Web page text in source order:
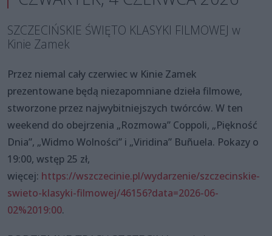
SZCZECIŃSKIE ŚWIĘTO KLASYKI FILMOWEJ w
Kinie Zamek
Przez niemal cały czerwiec w Kinie Zamek
prezentowane będą niezapomniane dzieła filmowe,
stworzone przez najwybitniejszych twórców. W ten
weekend do obejrzenia „Rozmowa” Coppoli, „Piękność
Dnia”, „Widmo Wolności” i „Viridina” Buñuela. Pokazy o
19:00, wstęp 25 zł,
więcej: https://wszczecinie.pl/wydarzenie/szczecinskie-
swieto-klasyki-filmowej/46156?data=2026-06-
02%2019:00.